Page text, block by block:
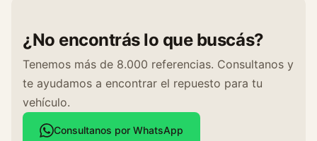
¿No encontrás lo que buscás?
Tenemos más de 8.000 referencias. Consultanos y
te ayudamos a encontrar el repuesto para tu
vehículo.
Consultanos por WhatsApp